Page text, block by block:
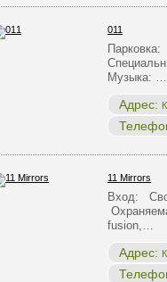
011
Музыка: …
Адрес:
11 Mirrors
Вход:
fusion,…
Адрес: